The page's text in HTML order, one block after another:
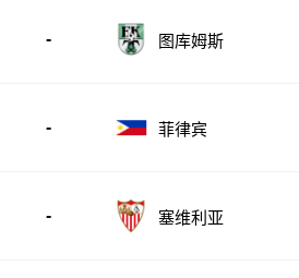
- 图库姆斯
- 菲律宾
- 塞维利亚